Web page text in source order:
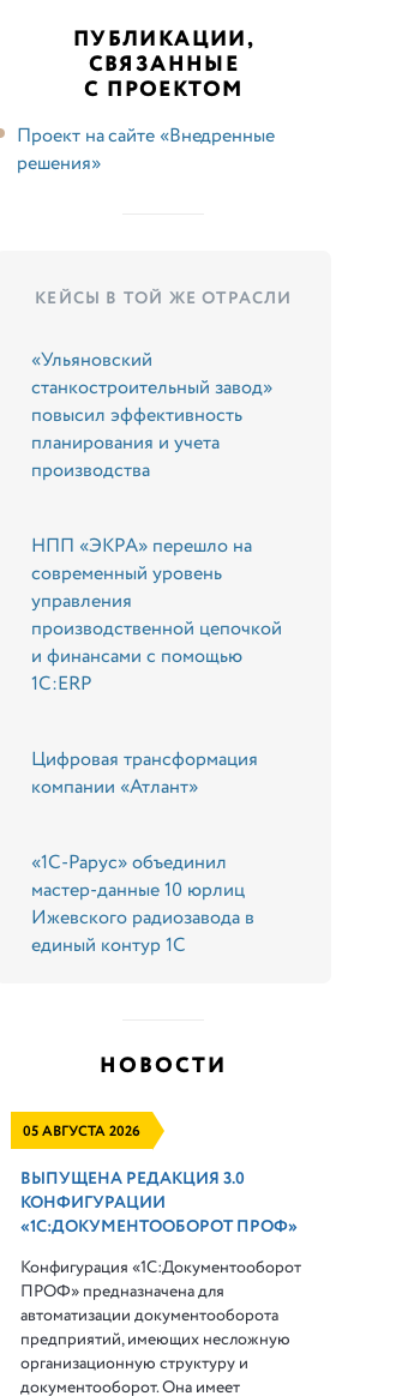
ПУБЛИКАЦИИ,
СВЯЗАННЫЕ
С ПРОЕКТОМ
Проект на сайте «Внедренные
решения»
КЕЙСЫ В ТОЙ ЖЕ ОТРАСЛИ
«Ульяновский
станкостроительный завод»
повысил эффективность
планирования и учета
производства
НПП «ЭКРА» перешло на
современный уровень
управления
производственной цепочкой
и финансами с помощью
1С:ERP
Цифровая трансформация
компании «Атлант»
«1С-Рарус» объединил
мастер-данные 10 юрлиц
Ижевского радиозавода в
единый контур 1С
НОВОСТИ
05 АВГУСТА 2026
ВЫПУЩЕНА РЕДАКЦИЯ 3.0
КОНФИГУРАЦИИ
«1С:ДОКУМЕНТООБОРОТ ПРОФ»
Конфигурация «1С:Документооборот
ПРОФ» предназначена для
автоматизации документооборота
предприятий, имеющих несложную
организационную структуру и
документооборот. Она имеет